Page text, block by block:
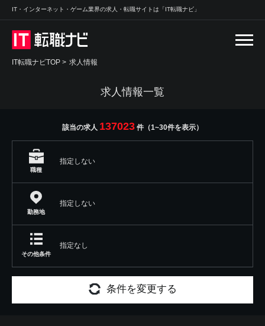
IT・インターネット・ゲーム業界の求人・転職サイトは「IT転職ナビ」
IT転職ナビTOP > 求人情報
求人情報一覧
該当の求人 137023 件（1~30件を表示）
職種
指定しない
勤務地
指定しない
その他条件
指定なし
条件を変更する